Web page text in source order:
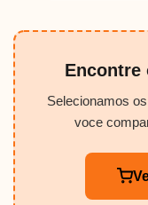
Encontre
Selecionamos
voce